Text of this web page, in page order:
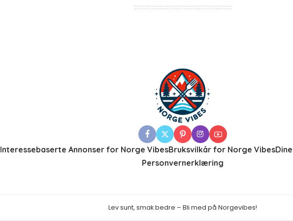
Interessebaserte Annonser for Norge VibesBruksvilkår for Norge Vibes
Personvernerklæring
Lev sunt, smak bedre – Bli med på Norgevibes!